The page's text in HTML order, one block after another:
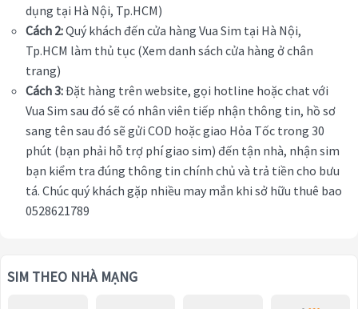
dụng tại Hà Nội, Tp.HCM)
Cách 2:Quý khách đến cửa hàng Vua Sim tại Hà Nội,
Tp.HCM làm thủ tục (Xem danh sách cửa hàng ở chân
trang)
Cách 3:Đặt hàng trên website, gọi hotline hoặc chat với
Vua Sim sau đó sẽ có nhân viên tiếp nhận thông tin, hồ sơ
sang tên sau đó sẽ gửi COD hoặc giao Hỏa Tốc trong 30
phút (bạn phải hỗ trợ phí giao sim) đến tận nhà, nhận sim
bạn kiểm tra đúng thông tin chính chủ và trả tiền cho bưu
tá. Chúc quý khách gặp nhiều may mắn khi sở hữu thuê bao
0528621789
SIM THEO NHÀ MẠNG